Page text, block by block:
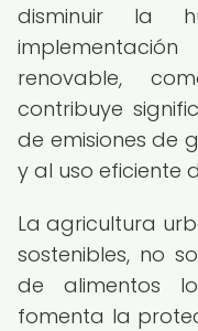
disminuir la
renovable,
contribuye
de emisiones de
y al uso eficiente
La agricultura
sostenibles, no
de alimentos
fomenta la